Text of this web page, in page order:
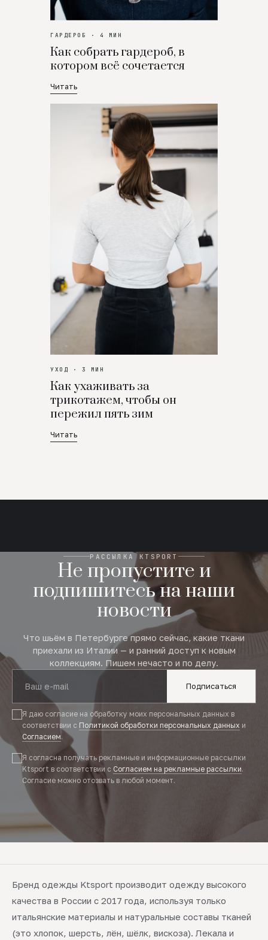
ГАРДЕРОБ · 4 МИН
Как собрать гардероб, в
котором всё сочетается
Читать
УХОД · 3 МИН
Как ухаживать за
трикотажем, чтобы он
пережил пять зим
Читать
РАССЫЛКА KTSPORT
Не пропустите и
подпишитесь на наши
новости
Что шьём в Петербурге прямо сейчас, какие ткани
приехали из Италии — и ранний доступ к новым
коллекциям. Пишем нечасто и по делу.
Подписаться
Я даю согласие на обработку моих персональных данных в
соответствии с Политикой обработки персональных данных и
Согласием.
Я согласна получать рекламные и информационные рассылки
Ktsport в соответствии с Согласием на рекламные рассылки.
Согласие можно отозвать в любой момент.
Бренд одежды Ktsport производит одежду высокого
качества в России с 2017 года, используя только
итальянские материалы и натуральные составы тканей
(это хлопок, шерсть, лён, шёлк, вискоза). Лекала и